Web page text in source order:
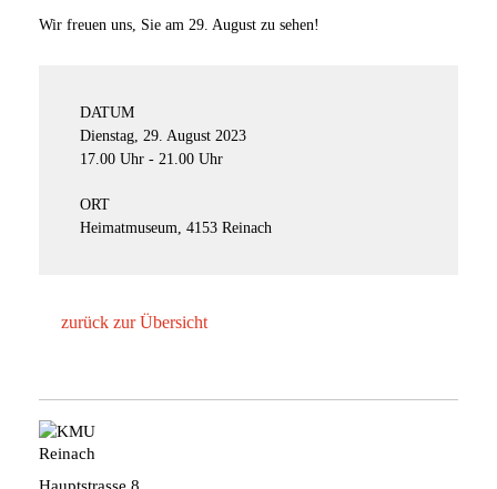
Wir freuen uns, Sie am 29. August zu sehen!
DATUM
Dienstag, 29. August 2023
17.00 Uhr - 21.00 Uhr
ORT
Heimatmuseum, 4153 Reinach
zurück zur Übersicht